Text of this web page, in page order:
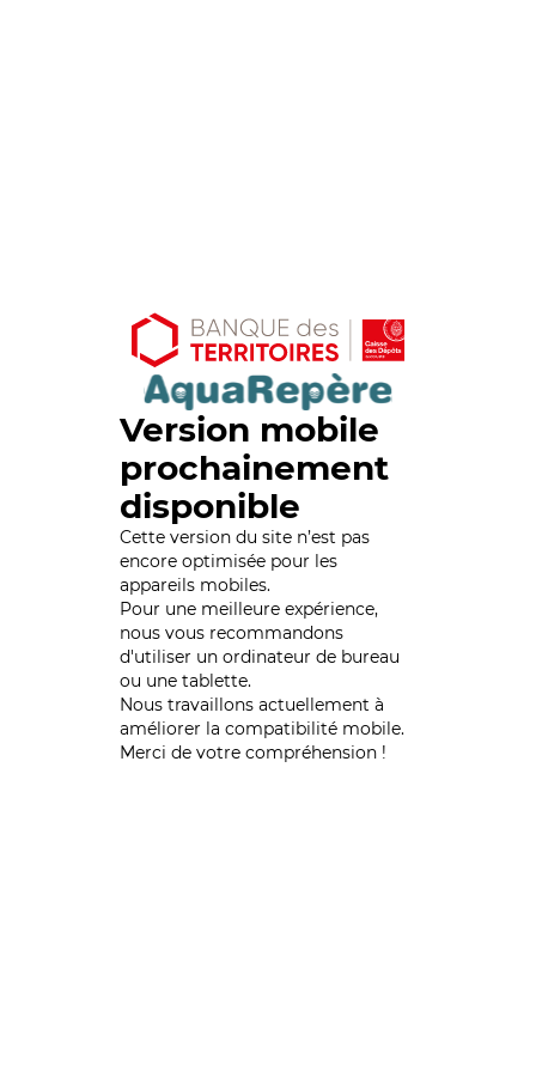
Version mobile
prochainement
disponible
Cette version du site n’est pas
encore optimisée pour les
appareils mobiles.
Pour une meilleure expérience,
nous vous recommandons
d'utiliser un ordinateur de bureau
ou une tablette.
Nous travaillons actuellement à
améliorer la compatibilité mobile.
Merci de votre compréhension !